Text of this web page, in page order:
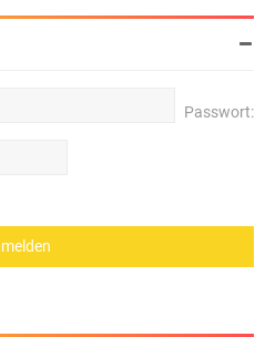
Passwort: